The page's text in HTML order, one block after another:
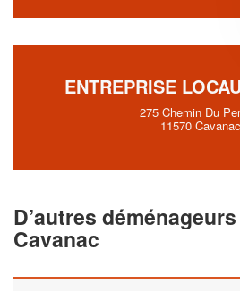
ENTREPRISE
275 Chemin Du
11570 Cavanac
D’autres
Cavanac
En